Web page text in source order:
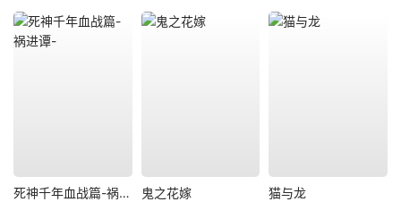
死神千年血战篇-祸进谭- 鬼之花嫁 猫与龙